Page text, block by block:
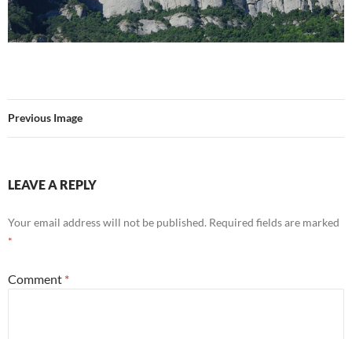
Previous Image
LEAVE A REPLY
Your email address will not be published. Required fields are marked
*
Comment *